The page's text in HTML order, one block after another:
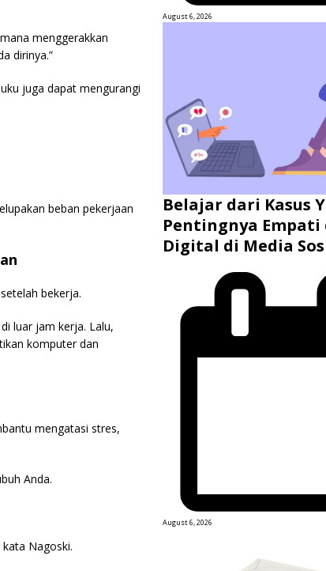
menggerakkan
dirinya.”
juga dapat mengurangi
beban pekerjaan
bekerja.
luar jam kerja. Lalu,
komputer dan
mengatasi stres,
Anda.
Nagoski.
August 6, 2026
Belajar dari Kasus
Pentingnya Empati
Digital di Media
August 6, 2026